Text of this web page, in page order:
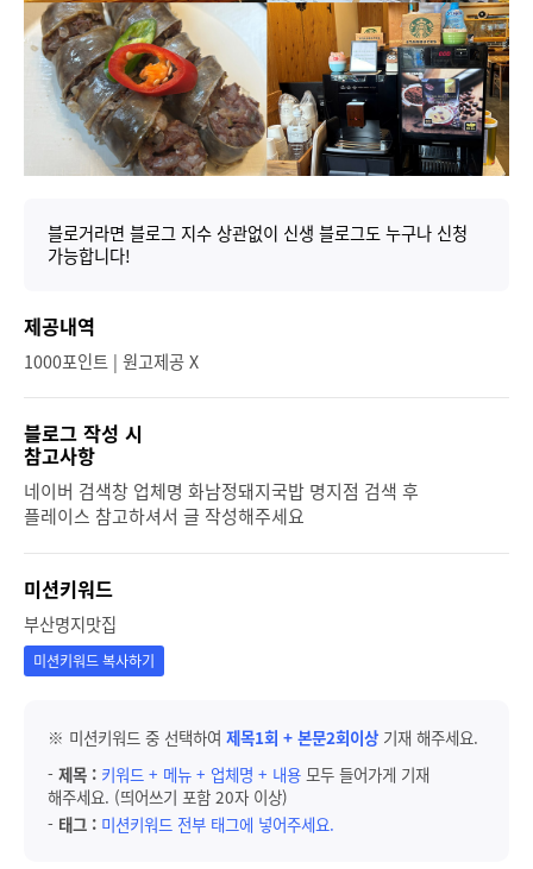
블로거라면 블로그 지수 상관없이 신생 블로그도 누구나 신청
가능합니다!
제공내역
1000포인트 | 원고제공 X
블로그 작성 시
참고사항
네이버 검색창 업체명 화남정돼지국밥 명지점 검색 후
플레이스 참고하셔서 글 작성해주세요
미션키워드
부산명지맛집
미션키워드 복사하기
※ 미션키워드 중 선택하여 제목1회 + 본문2회이상 기재 해주세요.
- 제목 : 키워드 + 메뉴 + 업체명 + 내용 모두 들어가게 기재
해주세요. (띄어쓰기 포함 20자 이상)
- 태그 : 미션키워드 전부 태그에 넣어주세요.